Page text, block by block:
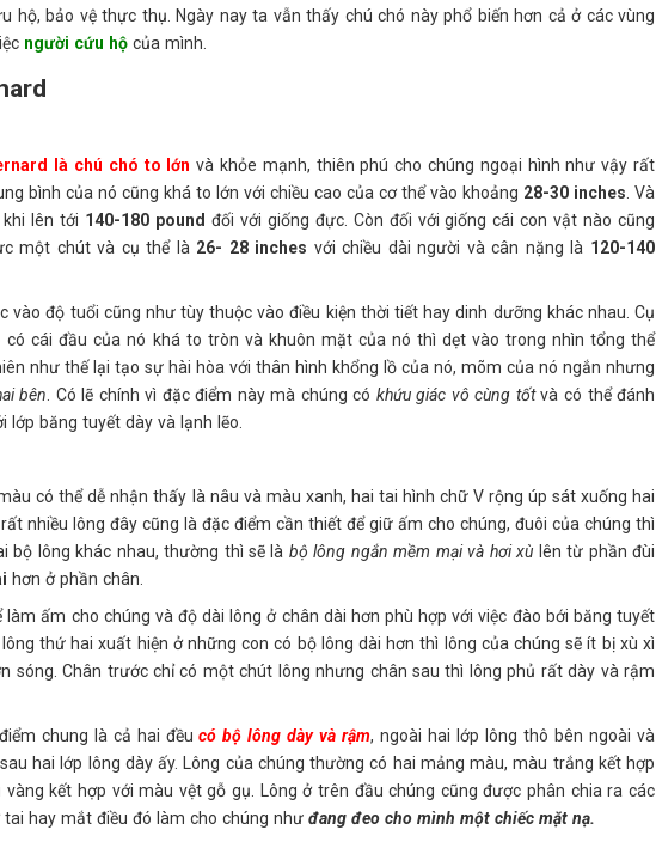
hộ, bảo vệ thực thụ. Ngày nay ta vẫn thấy chú chó này phổ biến hơn cả ở các vùng
người cứu hộ của mình.
là chú chó to lớn và khỏe mạnh, thiên phú cho chúng ngoại hình như vậy rất
bình của nó cũng khá to lớn với chiều cao của cơ thể vào khoảng 28-30 inches . Và
lên tới 140-180 pound đối với giống đực. Còn đối với giống cái con vật nào cũng
một chút và cụ thể là 26- 28 inches với chiều dài người và cân nặng là 120-140
vào độ tuổi cũng như tùy thuộc vào điều kiện thời tiết hay dinh dưỡng khác nhau. Cụ
cái đầu của nó khá to tròn và khuôn mặt của nó thì dẹt vào trong nhìn tổng thể
như thế lại tạo sự hài hòa với thân hình khổng lồ của nó, mõm của nó ngắn nhưng
bên . Có lẽ chính vì đặc điểm này mà chúng có khứu giác vô cùng tốtvà có thể đánh
băng tuyết dày và lạnh lẽo.
có thể dễ nhận thấy là nâu và màu xanh, hai tai hình chữ V rộng úp sát xuống hai
nhiều lông đây cũng là đặc điểm cần thiết để giữ ấm cho chúng, đuôi của chúng thì
bộ lông khác nhau, thường thì sẽ là bộ lông ngắn mềm mại và hơi xù lên từ phần đùi
hơn ở phần chân.
ấm cho chúng và độ dài lông ở chân dài hơn phù hợp với việc đào bới băng tuyết
lông thứ hai xuất hiện ở những con có bộ lông dài hơn thì lông của chúng sẽ ít bị xù xì
sóng. Chân trước chỉ có một chút lông nhưng chân sau thì lông phủ rất dày và rậm
chung là cả hai đềucó bộ lông dày và rậm, ngoài hai lớp lông thô bên ngoài và
hai lớp lông dày ấy. Lông của chúng thường có hai mảng màu, màu trắng kết hợp
kết hợp với màu vệt gỗ gụ. Lông ở trên đầu chúng cũng được phân chia ra các
hay mắt điều đó làm cho chúng như đang đeo cho mình một chiếc mặt nạ.